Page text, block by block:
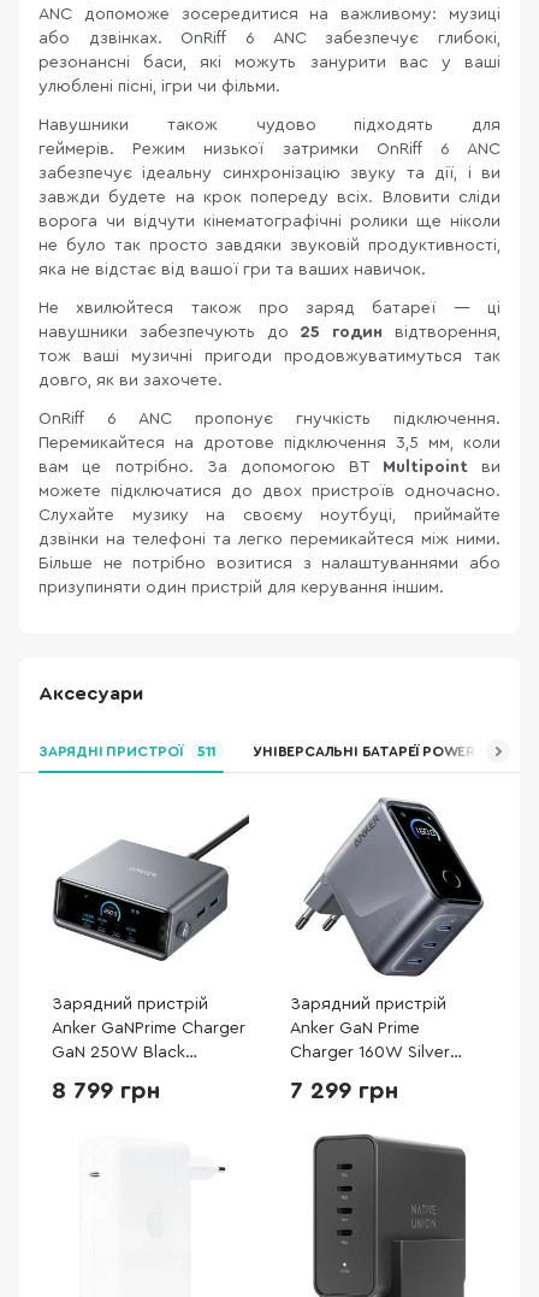
ANC допоможе зосередитися на важливому: музиці
або дзвінках. OnRiff 6 ANC забезпечує глибокі,
резонансні баси, які можуть занурити вас у ваші
улюблені пісні, ігри чи фільми.
Навушники також чудово підходять для
геймерів. Режим низької затримки OnRiff 6 ANC
забезпечує ідеальну синхронізацію звуку та дії, і ви
завжди будете на крок попереду всіх. Вловити сліди
ворога чи відчути кінематографічні ролики ще ніколи
не було так просто завдяки звуковій продуктивності,
яка не відстає від вашої гри та ваших навичок.
Не хвилюйтеся також про заряд батареї — ці
навушники забезпечують до 25 годин відтворення,
тож ваші музичні пригоди продовжуватимуться так
довго, як ви захочете.
OnRiff 6 ANC пропонує гнучкість підключення.
Перемикайтеся на дротове підключення 3,5 мм, коли
вам це потрібно. За допомогою BT Multipointви
можете підключатися до двох пристроїв одночасно.
Слухайте музику на своєму ноутбуці, приймайте
дзвінки на телефоні та легко перемикайтеся між ними.
Більше не потрібно возитися з налаштуваннями або
призупиняти один пристрій для керування іншим.
Аксесуари
ЗАРЯДНІ ПРИСТРОЇ 511 УНІВЕРСАЛЬНІ БАТАРЕЇ POWER BANK
Зарядний пристрій
Anker GaNPrime Charger
GaN 250W Black
8 799 грн
Зарядний пристрій
Anker GaN Prime
Charger 160W Silver
7 299 грн